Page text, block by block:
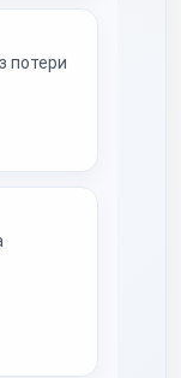
потери